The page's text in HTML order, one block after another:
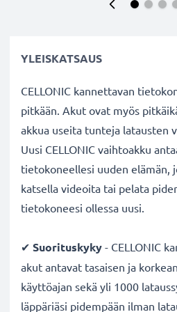
YLEISKATSAUS
CELLONIC kannettavan
pitkään. Akut ovat myös
akkua useita tunteja latausten
Uusi CELLONIC vaihtoakku
tietokoneellesi uuden elämän,
katsella videoita tai pelata
tietokoneesi ollessa uusi.
✔ Suorituskyky - CELLONIC
akut antavat tasaisen ja
käyttöajan sekä yli 1000
läppäriäsi pidempään ilman